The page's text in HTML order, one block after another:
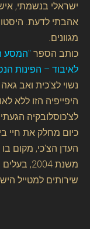
ישראלי בנשמתי,
אהבתי לדעת.
מגוונים.
כותב הספר "המסע
לאיבוד – הפינות
היפייפיה הזו ללא
לצ'כוסלובקיה הגעתי לראשונה ב-
כיום מחלק את חיי
העדן הצ'כי, מקום
משנת
שירותים למטייל